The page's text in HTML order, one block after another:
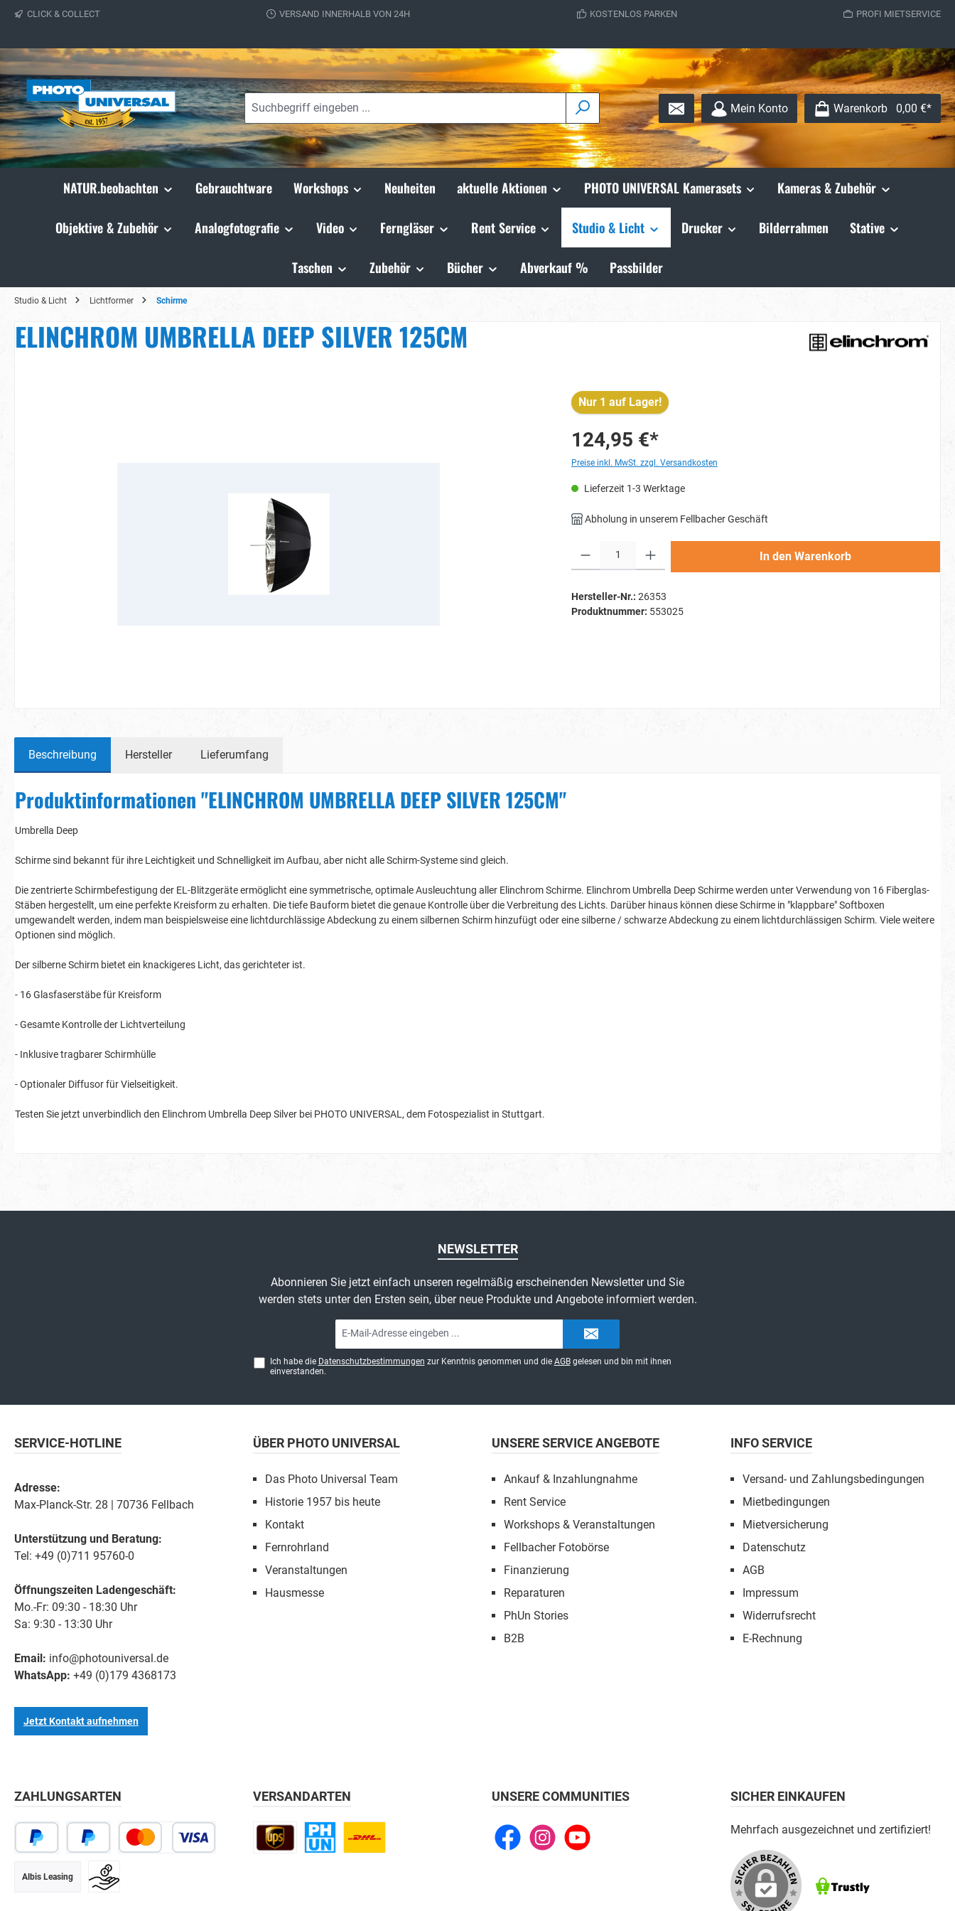
Zur Hauptnavigation springen
CLICK & COLLECT VERSAND INNERHALB VON 24H KOSTENLOS PARKEN PROFI MIETSERVICE
Mein Konto Warenkorb 0,00 €*
NATUR.beobachten Gebrauchtware Workshops Neuheiten aktuelle Aktionen PHOTO UNIVERSAL Kamerasets Kameras & Zubehör
Objektive & Zubehör Analogfotografie Video Ferngläser Rent Service Studio & Licht Drucker Bilderrahmen Stative
Taschen Zubehör Bücher Abverkauf % Passbilder
Studio & Licht Lichtformer Schirme
ELINCHROM UMBRELLA DEEP SILVER 125CM
Nur 1 auf Lager!
124,95 €*
Preise inkl. MwSt. zzgl. Versandkosten
Lieferzeit 1-3 Werktage
Abholung in unserem Fellbacher Geschäft
In den Warenkorb
Hersteller-Nr.: 26353
Produktnummer: 553025
Beschreibung Hersteller Lieferumfang
Produktinformationen "ELINCHROM UMBRELLA DEEP SILVER 125CM"
Umbrella Deep
Schirme sind bekannt für ihre Leichtigkeit und Schnelligkeit im Aufbau, aber nicht alle Schirm-Systeme sind gleich.
Die zentrierte Schirmbefestigung der EL-Blitzgeräte ermöglicht eine symmetrische, optimale Ausleuchtung aller Elinchrom Schirme. Elinchrom Umbrella Deep Schirme werden unter Verwendung von 16 Fiberglas-
Stäben hergestellt, um eine perfekte Kreisform zu erhalten. Die tiefe Bauform bietet die genaue Kontrolle über die Verbreitung des Lichts. Darüber hinaus können diese Schirme in "klappbare" Softboxen
umgewandelt werden, indem man beispielsweise eine lichtdurchlässige Abdeckung zu einem silbernen Schirm hinzufügt oder eine silberne / schwarze Abdeckung zu einem lichtdurchlässigen Schirm. Viele weitere
Optionen sind möglich.
Der silberne Schirm bietet ein knackigeres Licht, das gerichteter ist.
- 16 Glasfaserstäbe für Kreisform
- Gesamte Kontrolle der Lichtverteilung
- Inklusive tragbarer Schirmhülle
- Optionaler Diffusor für Vielseitigkeit.
Testen Sie jetzt unverbindlich den Elinchrom Umbrella Deep Silver bei PHOTO UNIVERSAL, dem Fotospezialist in Stuttgart.
NEWSLETTER
Abonnieren Sie jetzt einfach unseren regelmäßig erscheinenden Newsletter und Sie
werden stets unter den Ersten sein, über neue Produkte und Angebote informiert werden.
Mail-
Adresse*
Ich habe die Datenschutzbestimmungen zur Kenntnis genommen und die AGBgelesen und bin mit ihnen
einverstanden.
SERVICE-HOTLINE
Adresse:
Max-Planck-Str. 28 | 70736 Fellbach
Unterstützung und Beratung:
Tel: +49 (0)711 95760-0
Öffnungszeiten Ladengeschäft:
Mo.-Fr: 09:30 - 18:30 Uhr
Sa: 9:30 - 13:30 Uhr
Email: info@photouniversal.de
WhatsApp: +49 (0)179 4368173
Jetzt Kontakt aufnehmen
ÜBER PHOTO UNIVERSAL
Das Photo Universal Team
Historie 1957 bis heute
Kontakt
Fernrohrland
Veranstaltungen
Hausmesse
UNSERE SERVICE ANGEBOTE
Ankauf & Inzahlungnahme
Rent Service
Workshops & Veranstaltungen
Fellbacher Fotobörse
Finanzierung
Reparaturen
PhUn Stories
B2B
INFO SERVICE
Versand- und Zahlungsbedingungen
Mietbedingungen
Mietversicherung
Datenschutz
AGB
Impressum
Widerrufsrecht
E-Rechnung
ZAHLUNGSARTEN
Albis Leasing
VERSANDARTEN UNSERE COMMUNITIES
FacebookInstagramYouTube
SICHER EINKAUFEN
Mehrfach ausgezeichnet und zertifiziert!